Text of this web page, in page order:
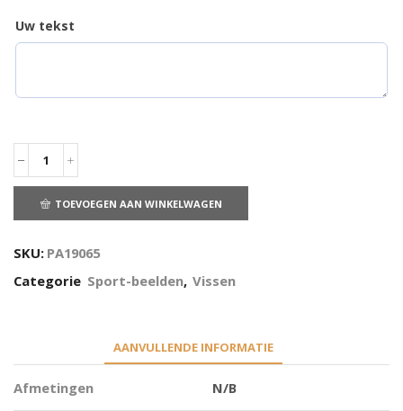
Uw tekst
TOEVOEGEN AAN WINKELWAGEN
SKU: PA19065
Categorie Sport-beelden, Vissen
AANVULLENDE INFORMATIE
Afmetingen N/B